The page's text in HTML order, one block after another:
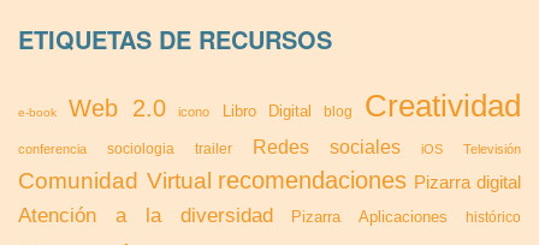
ETIQUETAS DE RECURSOS
e-book Web 2.0 icono Libro Digital blog Creatividad
conferencia sociologia trailer Redes sociales iOS Televisión
Comunidad Virtual recomendaciones Pizarra digital
Atención a la diversidad Pizarra Aplicaciones histórico